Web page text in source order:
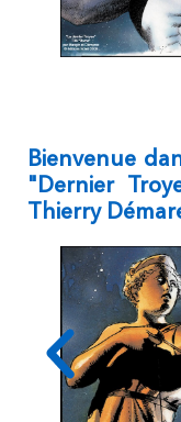
Bienvenue
"Dernier
Thierry